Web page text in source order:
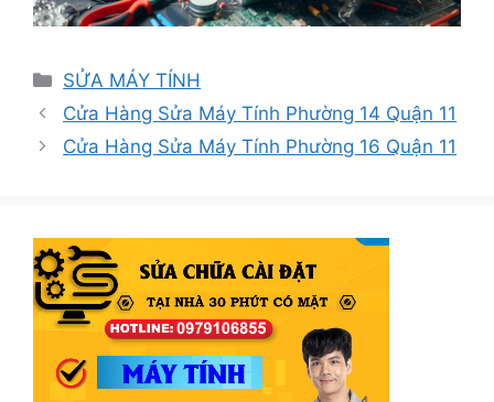
Danh
mục
SỬA MÁY TÍNH
Cửa Hàng Sửa Máy Tính Phường 14 Quận 11
Cửa Hàng Sửa Máy Tính Phường 16 Quận 11